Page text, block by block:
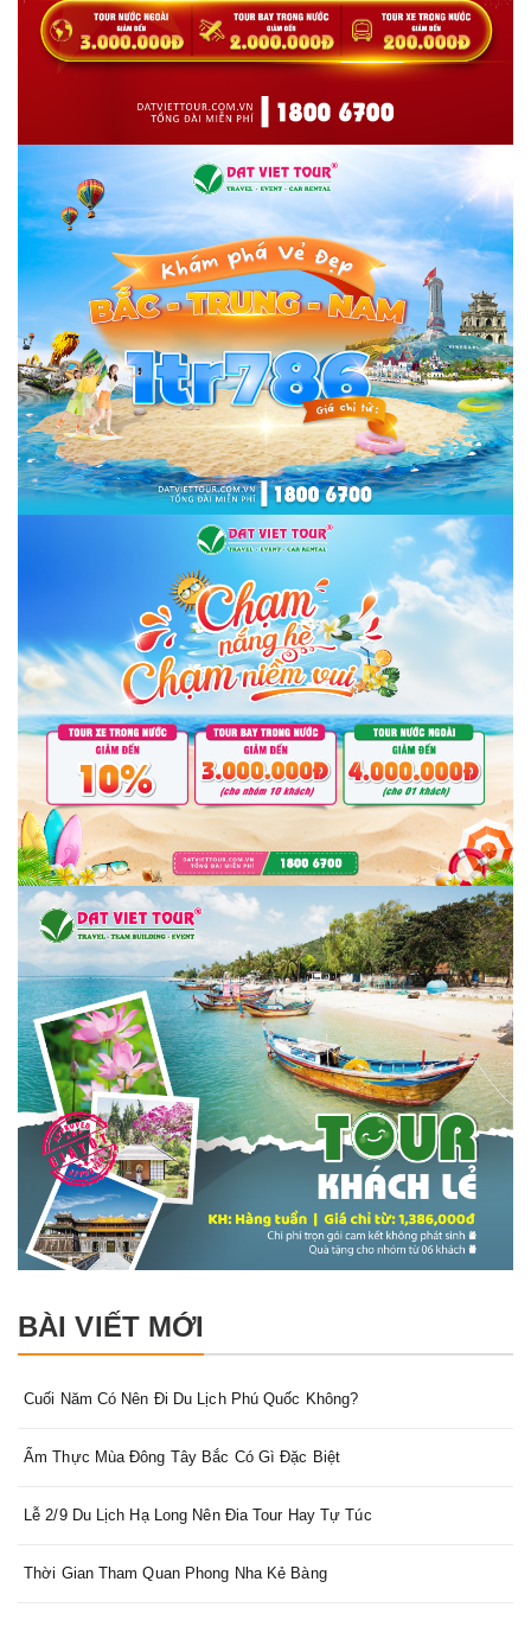
BÀI VIẾT MỚI
Cuối Năm Có Nên Đi Du Lịch Phú Quốc Không?
Ẩm Thực Mùa Đông Tây Bắc Có Gì Đặc Biệt
Lễ 2/9 Du Lịch Hạ Long Nên Đia Tour Hay Tự Túc
Thời Gian Tham Quan Phong Nha Kẻ Bàng